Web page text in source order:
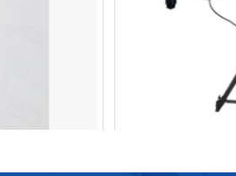
HY-F10型便携式